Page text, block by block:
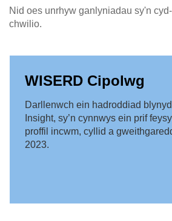
Nid oes unrhyw ganlyniadau sy'n
chwilio.
WISERD Cipolwg
Darllenwch ein hadroddiad
Insight, sy’n cynnwys ein prif
proffil incwm, cyllid a
2023.